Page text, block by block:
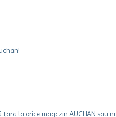
la orice magazin AUCHAN sau